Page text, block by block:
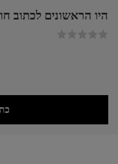
היו הראשונים לכתוב